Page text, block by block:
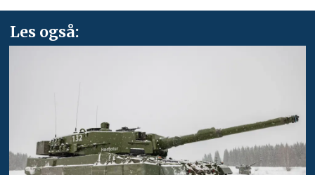
Les også: